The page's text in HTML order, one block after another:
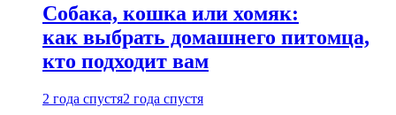
Собака, кошка или хомяк:
как выбрать домашнего питомца,
кто подходит вам
2 года спустя2 года спустя